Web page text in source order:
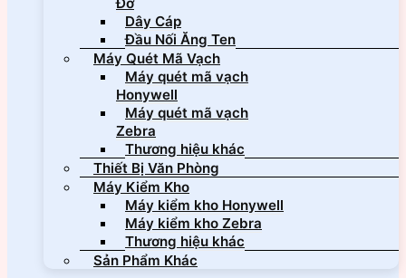
Dây Cáp
Đầu Nối Ăng Ten
Máy Quét Mã Vạch
Máy quét mã vạch
Honywell
Máy quét mã vạch
Zebra
Thương hiệu khác
Thiết Bị Văn Phòng
Máy Kiểm Kho
Máy kiểm kho Honywell
Máy kiểm kho Zebra
Thương hiệu khác
Sản Phẩm Khác